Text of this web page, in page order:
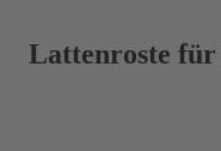
Lattenroste für